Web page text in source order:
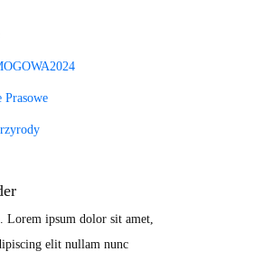
Prasowe
Lorem ipsum dolor sit amet,
elit nullam nunc